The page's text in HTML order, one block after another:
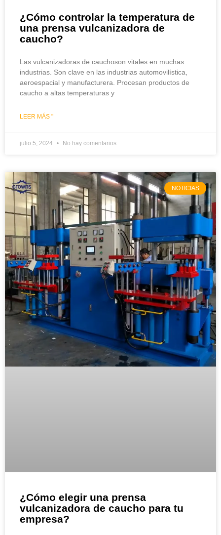
¿Cómo controlar la temperatura de
una prensa vulcanizadora de
caucho?
Las vulcanizadoras de cauchoson vitales en muchas
industrias. Son clave en las industrias automovilística,
aeroespacial y manufacturera. Procesan productos de
caucho a altas temperaturas y
LEER MÁS "
julio 5, 2024 No hay comentarios
NOTICIAS
¿Cómo elegir una prensa
vulcanizadora de caucho para tu
empresa?